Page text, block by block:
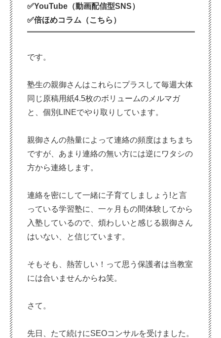
✅YouTube（動画配信型SNS）
✅倍ほめコラム（こちら）
です。
塾生の親御さんはこれらにプラスして毎週大体
同じ原稿用紙4.5枚のボリュームのメルマガ
と、個別LINEでやり取りしています。
親御さんの熱量によって連絡の頻度はまちまち
ですが、あまり連絡の無い方には逆にワタシの
方から連絡します。
連絡を密にして一緒に子育てしましょう!と言
っている学習塾に、一ヶ月もの間体験してから
入塾しているので、煩わしいと感じる親御さん
はいない、と信じています。
そもそも、熱苦しい！って思う保護者は当教室
には合いませんからね笑。
さて。
先日、たて続けにSEOコンサルを受けました。